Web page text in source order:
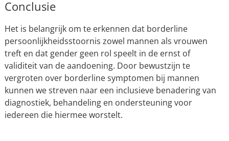
Conclusie
Het is belangrijk om te erkennen dat borderline
persoonlijkheidsstoornis zowel mannen als vrouwen
treft en dat gender geen rol speelt in de ernst of
validiteit van de aandoening. Door bewustzijn te
vergroten over borderline symptomen bij mannen
kunnen we streven naar een inclusieve benadering van
diagnostiek, behandeling en ondersteuning voor
iedereen die hiermee worstelt.